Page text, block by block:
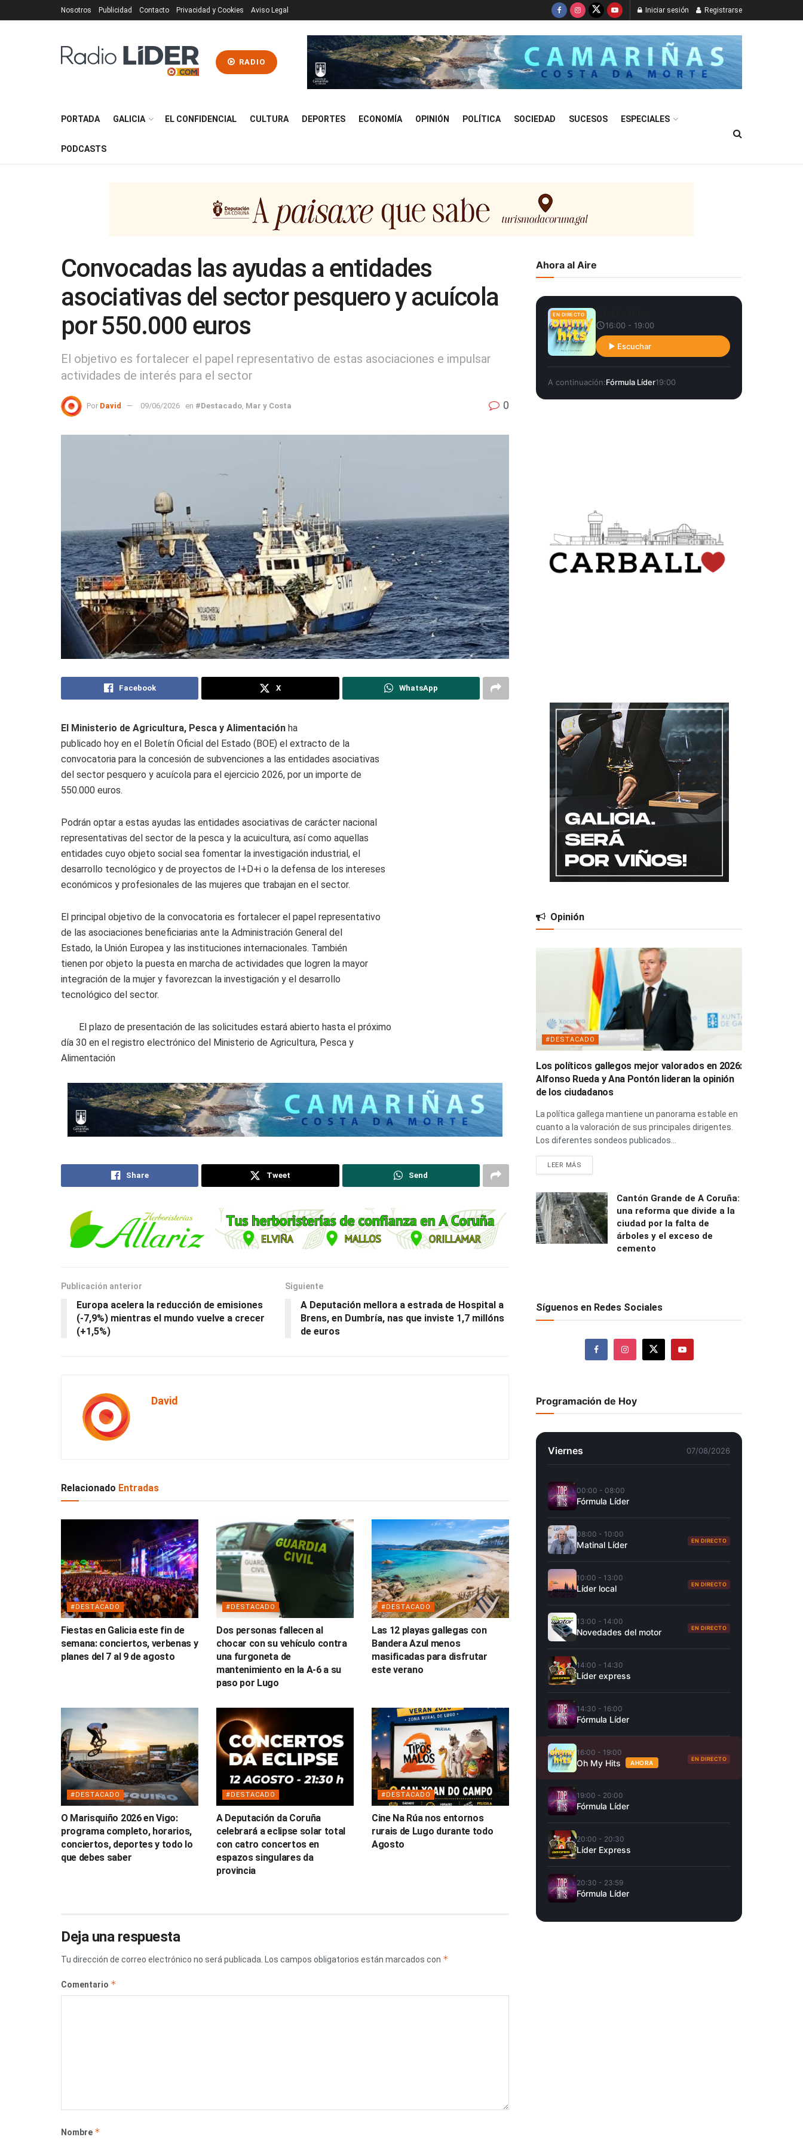
Nosotros Publicidad Contacto Privacidad y Cookies Aviso Legal Iniciar sesión Registrarse
RADIO
PORTADA GALICIA EL CONFIDENCIAL CULTURA DEPORTES ECONOMÍA OPINIÓN POLÍTICA SOCIEDAD SUCESOS ESPECIALES
PODCASTS
Convocadas las ayudas a entidades
asociativas del sector pesquero y acuícola
por 550.000 euros
El objetivo es fortalecer el papel representativo de estas asociaciones e impulsar
actividades de interés para el sector
Por David 09/06/2026 en #Destacado Mar y Costa 0
Facebook X WhatsApp
El Ministerio de Agricultura, Pesca y Alimentación ha
publicado hoy en el Boletín Oficial del Estado (BOE) el extracto de la
convocatoria para la concesión de subvenciones a las entidades asociativas
del sector pesquero y acuícola para el ejercicio 2026, por un importe de
550.000 euros.
Podrán optar a estas ayudas las entidades asociativas de carácter nacional
representativas del sector de la pesca y la acuicultura, así como aquellas
entidades cuyo objeto social sea fomentar la investigación industrial, el
desarrollo tecnológico y de proyectos de I+D+i o la defensa de los intereses
económicos y profesionales de las mujeres que trabajan en el sector.
El principal objetivo de la convocatoria es fortalecer el papel representativo
de las asociaciones beneficiarias ante la Administración General del
Estado, la Unión Europea y las instituciones internacionales. También
tienen por objeto la puesta en marcha de actividades que logren la mayor
integración de la mujer y favorezcan la investigación y el desarrollo
tecnológico del sector.
El plazo de presentación de las solicitudes estará abierto hasta el próximo
día 30 en el registro electrónico del Ministerio de Agricultura, Pesca y
Alimentación
Share Tweet Send
Publicación anterior
Europa acelera la reducción de emisiones
(-7,9%) mientras el mundo vuelve a crecer
(+1,5%)
Siguiente
A Deputación mellora a estrada de Hospital a
Brens, en Dumbría, nas que inviste 1,7 millóns
de euros
David
Relacionado Entradas
#DESTACADO
Fiestas en Galicia este fin de
semana: conciertos, verbenas y
planes del 7 al 9 de agosto
#DESTACADO
Dos personas fallecen al
chocar con su vehículo contra
una furgoneta de
mantenimiento en la A-6 a su
paso por Lugo
#DESTACADO
Las 12 playas gallegas con
Bandera Azul menos
masificadas para disfrutar
este verano
#DESTACADO
O Marisquiño 2026 en Vigo:
programa completo, horarios,
conciertos, deportes y todo lo
que debes saber
#DESTACADO
A Deputación da Coruña
celebrará a eclipse solar total
con catro concertos en
espazos singulares da
provincia
#DESTACADO
Cine Na Rúa nos entornos
rurais de Lugo durante todo
Agosto
Deja una respuesta
Tu dirección de correo electrónico no será publicada. Los campos obligatorios están marcados con *
Comentario *
Nombre *
Ahora al Aire
EN DIRECTO
16:00 - 19:00
Escuchar
A continuación:Fórmula Líder19:00
Opinión
#DESTACADO
Los políticos gallegos mejor valorados en 2026:
Alfonso Rueda y Ana Pontón lideran la opinión
de los ciudadanos
La política gallega mantiene un panorama estable en
cuanto a la valoración de sus principales dirigentes.
Los diferentes sondeos publicados...
LEER MÁS
Cantón Grande de A Coruña:
una reforma que divide a la
ciudad por la falta de
árboles y el exceso de
cemento
Síguenos en Redes Sociales
Programación de Hoy
Viernes 07/08/2026
00:00 - 08:00
Fórmula Líder
08:00 - 10:00
Matinal Líder EN DIRECTO
10:00 - 13:00
Líder local EN DIRECTO
13:00 - 14:00
Novedades del motor EN DIRECTO
14:00 - 14:30
Líder express
14:30 - 16:00
Fórmula Líder
16:00 - 19:00
Oh My Hits AHORA
EN DIRECTO
19:00 - 20:00
Fórmula Líder
20:00 - 20:30
Líder Express
20:30 - 23:59
Fórmula Líder